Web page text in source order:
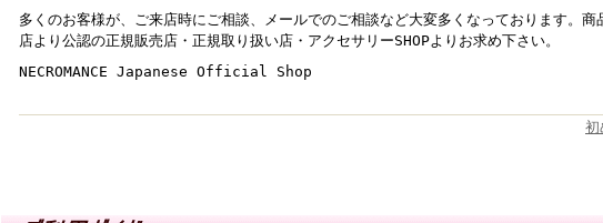
多くのお客様が、ご来店時にご相談、メールでのご相談など大変多くなっております。商
店より公認の正規販売店・正規取り扱い店・アクセサリーSHOPよりお求め下さい。
NECROMANCE Japanese Official Shop
初